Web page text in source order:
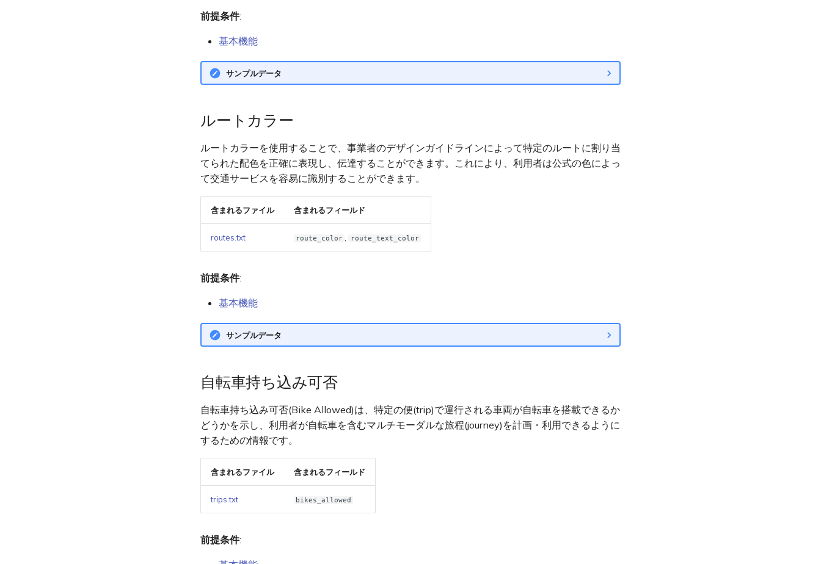
前提条件:
基本機能
サンプルデータ
ルートカラー
ルートカラーを使用することで、事業者のデザインガイドラインによって特定のルートに割り当
てられた配色を正確に表現し、伝達することができます。これにより、利用者は公式の色によっ
て交通サービスを容易に識別することができます。
含まれるファイル 含まれるフィールド
routes.txt route_color route_text_color
前提条件:
基本機能
サンプルデータ
自転車持ち込み可否
自転車持ち込み可否(Bike Allowed)は、特定の便(trip)で運行される車両が自転車を搭載できるか
どうかを示し、利用者が自転車を含むマルチモーダルな旅程(journey)を計画・利用できるように
するための情報です。
含まれるファイル 含まれるフィールド
trips.txt bikes_allowed
前提条件: